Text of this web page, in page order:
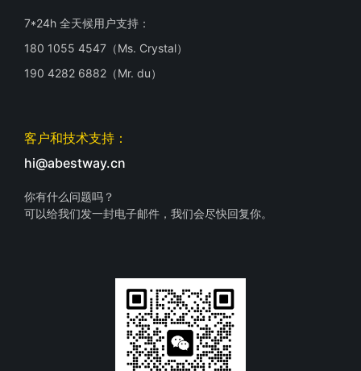
7*24h 全天候用户支持：
180 1055 4547（Ms. Crystal）
190 4282 6882（Mr. du）
客户和技术支持：
hi@abestway.cn
你有什么问题吗？
可以给我们发一封电子邮件，我们会尽快回复你。